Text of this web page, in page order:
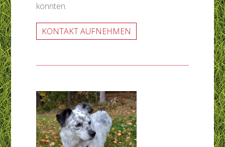
könnten.
KONTAKT AUFNEHMEN